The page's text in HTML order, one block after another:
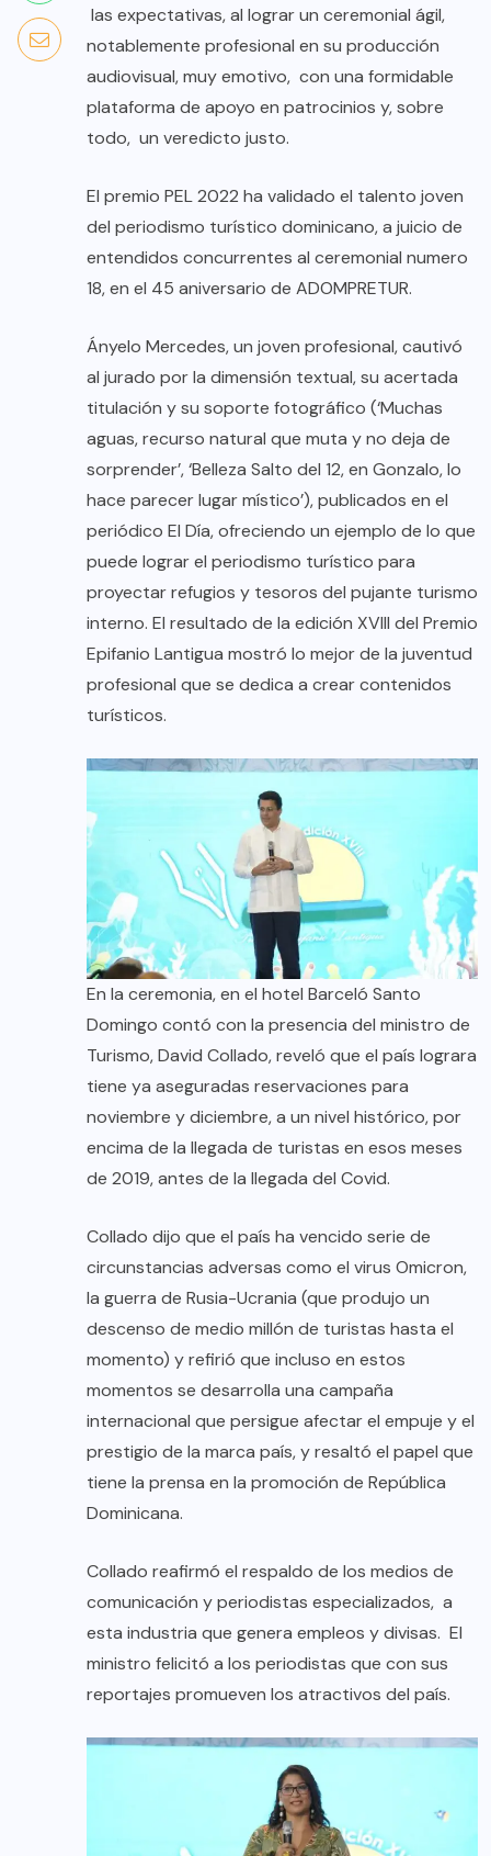
las expectativas, al lograr un ceremonial ágil,
notablemente profesional en su producción
audiovisual, muy emotivo, con una formidable
plataforma de apoyo en patrocinios y, sobre
todo, un veredicto justo.
El premio PEL​ 2022​ ha​ validado​ el talento joven
del periodismo turístico dominicano, a juicio de
entendidos concurrentes al ceremonial numero
18, en el 45 aniversario de ADOMPRETUR.
Ányelo Mercedes, un joven profesional, cautivó
al jurado por la dimensión textual, su acertada
titulación y su soporte fotográfico (‘Muchas
aguas, recurso natural que muta y no deja de
sorprender’, ‘Belleza Salto del 12, en Gonzalo, lo
hace parecer lugar místico’), publicados en el
periódico El Día, ofreciendo un ejemplo de lo que
puede lograr el periodismo turístico para
proyectar refugios y tesoros del pujante turismo
interno. El resultado de la edición XVIII del Premio
Epifanio Lantigua mostró lo mejor de la juventud
profesional que se dedica a crear contenidos
turísticos.
En la ceremonia, en el hotel Barceló Santo
Domingo contó con la presencia del ministro de
Turismo, David Collado, reveló que el país lograra
tiene ya aseguradas reservaciones para
noviembre y diciembre, a un nivel histórico, por
encima de la llegada de turistas en esos meses
de 2019, antes de la llegada del Covid.
Collado dijo que el país ha vencido serie de
circunstancias adversas como el virus Omicron,
la guerra de Rusia-Ucrania (que produjo un
descenso de medio millón de turistas hasta el
momento) y refirió que incluso en estos
momentos se desarrolla una campaña
internacional que persigue afectar el empuje y el
prestigio de la marca país, y resaltó el papel que
tiene la prensa en la promoción de República
Dominicana.
Collado reafirmó el respaldo de los medios de
comunicación y periodistas especializados, a
esta industria que genera empleos y divisas. El
ministro felicitó a los periodistas que con sus
reportajes promueven los atractivos del país.